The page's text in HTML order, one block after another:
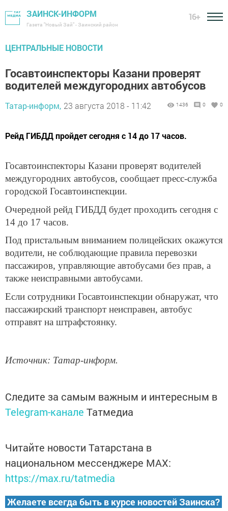
ЗАИНСК-ИНФОРМ
Газета "Новый Зай" - Заинский район
16+
ЦЕНТРАЛЬНЫЕ НОВОСТИ
Госавтоинспекторы Казани проверят
водителей междугородних автобусов
Татар-информ, 23 августа 2018 - 11:42 1436 0 0
Рейд ГИБДД пройдет сегодня с 14 до 17 часов.
Госавтоинспекторы Казани проверят водителей
междугородних автобусов, сообщает пресс-служба
городской Госавтоинспекции.
Очередной рейд ГИБДД будет проходить сегодня с
14 до 17 часов.
Под пристальным вниманием полицейских окажутся
водители, не соблюдающие правила перевозки
пассажиров, управляющие автобусами без прав, а
также неисправными автобусами.
Если сотрудники Госавтоинспекции обнаружат, что
пассажирский транспорт неисправен, автобус
отправят на штрафстоянку.
Источник: Татар-информ.
Следите за самым важным и интересным в
Telegram-канале Татмедиа
Читайте новости Татарстана в
национальном мессенджере MАХ:
https://max.ru/tatmedia
Желаете всегда быть в курсе новостей Заинска?